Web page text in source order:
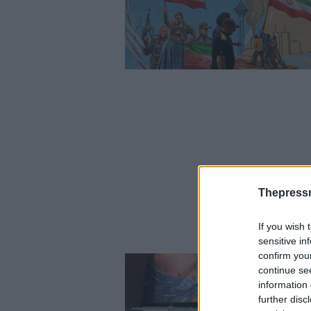
If you wish
sensitive
confirm
continue
information
further